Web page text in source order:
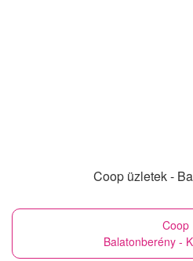
Coop üzletek -
Coop
Balatonberény -